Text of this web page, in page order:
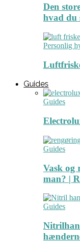
Den
hvad du
Personlig
Guides
Guides
Guides
Vask og
man? |
Guides